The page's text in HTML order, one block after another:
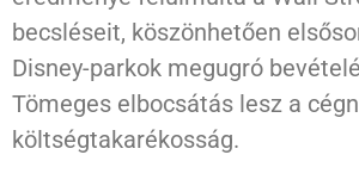
becsléseit, köszönhetően
Disney-parkok megugró
Tömeges elbocsátás lesz a
költségtakarékosság.